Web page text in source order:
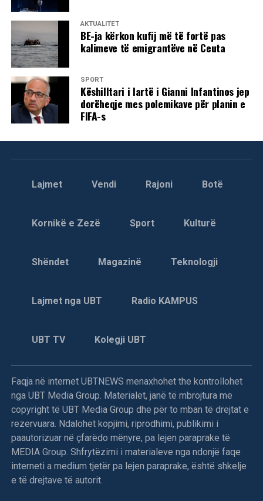
AKTUALITET
BE-ja kërkon kufij më të fortë pas
kalimeve të emigrantëve në Ceuta
SPORT
Këshilltari i lartë i Gianni Infantinos jep
dorëheqje mes polemikave për planin e
FIFA-s
Lajmet Vendi Rajoni Botë
Kornikë e Zezë Sport Kulturë
Shëndet Magazinë Teknologji
Lajmet nga UBT Radio KAMPUS
UBT TV Kolegji UBT
Faqja në internet UBTNEWS menaxhohet the kontrollohet
nga UBT Media Group. Materialet, janë të mbrojtura me
copyright të UBT Media Group dhe për to mban të drejtat e
rezervuara. Ndalohet kopjimi, riprodhimi, publikimi i
paautorizuar në çfarëdo mënyre, pa lejen paraprake të
MEDIA Group. Shfrytëzimi i materialeve nga ndonjë faqe
interneti a medium tjetër pa lejen paraprake, është shkelje
e të drejtave të autorit.